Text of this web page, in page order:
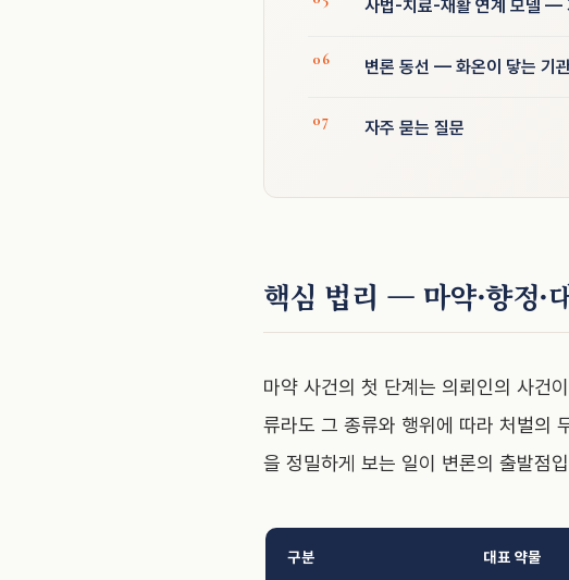
사법-치료-재활 연계 모델 —
변론 동선 — 화온이 닿는 기
자주 묻는 질문
핵심 법리 — 마약·향정·
마약 사건의 첫 단계는 의뢰인의 사건
류라도 그 종류와 행위에 따라 처벌의
을 정밀하게 보는 일이 변론의 출발점
구분 대표 약물